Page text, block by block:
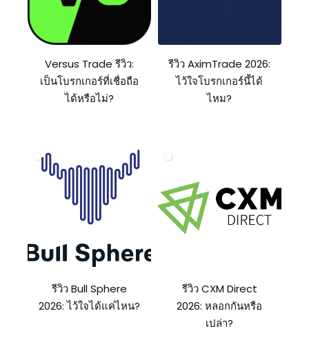
Versus Trade รีวิว:
เป็นโบรกเกอร์ที่เชื่อถือ
ได้หรือไม่?
รีวิว AximTrade 2026:
ไว้ใจโบรกเกอร์นี้ได้
ไหม?
รีวิว Bull Sphere
2026: ไว้ใจได้แค่ไหน?
รีวิว CXM Direct
2026: หลอกกันหรือ
เปล่า?